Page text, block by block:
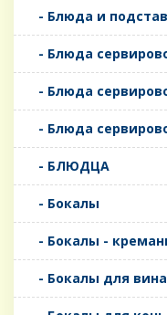
- Блюда и
- Блюда
- Блюда
- Блюда
- БЛЮДЦА
- Бокалы
- Бокалы -
- Бокалы для вина